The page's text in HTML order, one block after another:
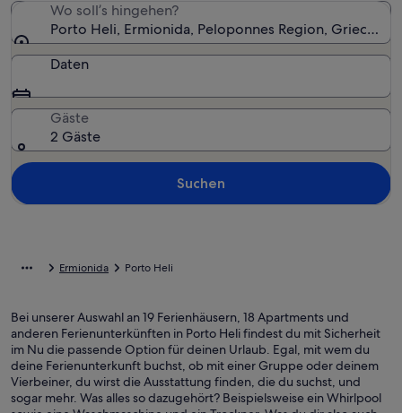
Wo soll’s hingehen?
Porto Heli, Ermionida, Peloponnes Region,
Daten
Gäste
2 Gäste
Suchen
Ermionida Porto Heli
Bei unserer Auswahl an 19 Ferienhäusern, 18 Apartments und
anderen Ferienunterkünften in Porto Heli findest du mit Sicherheit
im Nu die passende Option für deinen Urlaub. Egal, mit wem du
deine Ferienunterkunft buchst, ob mit einer Gruppe oder deinem
Vierbeiner, du wirst die Ausstattung finden, die du suchst, und
sogar mehr. Was alles so dazugehört? Beispielsweise ein Whirlpool